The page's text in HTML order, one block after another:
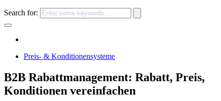
Search for:
Preis- & Konditionensysteme
B2B Rabattmanagement: Rabatt, Preis,
Konditionen vereinfachen